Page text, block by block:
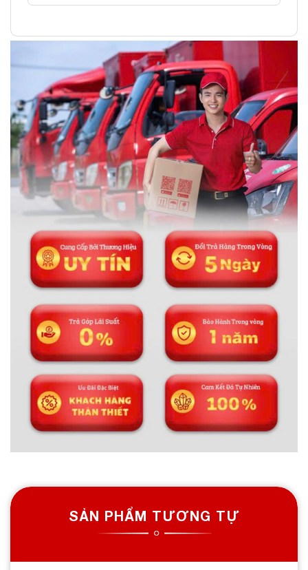
SẢN PHẨM TƯƠNG TỰ